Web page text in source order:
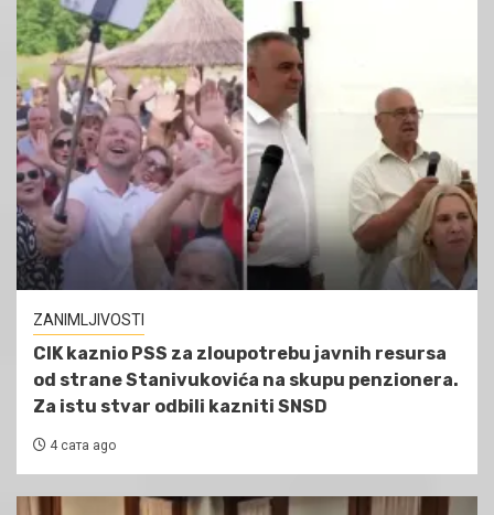
ZANIMLJIVOSTI
CIK kaznio PSS za zloupotrebu javnih resursa
od strane Stanivukovića na skupu penzionera.
Za istu stvar odbili kazniti SNSD
4 сата ago